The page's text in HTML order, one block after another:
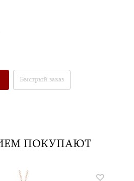
Быстрый заказ
ПОКУПАЮТ